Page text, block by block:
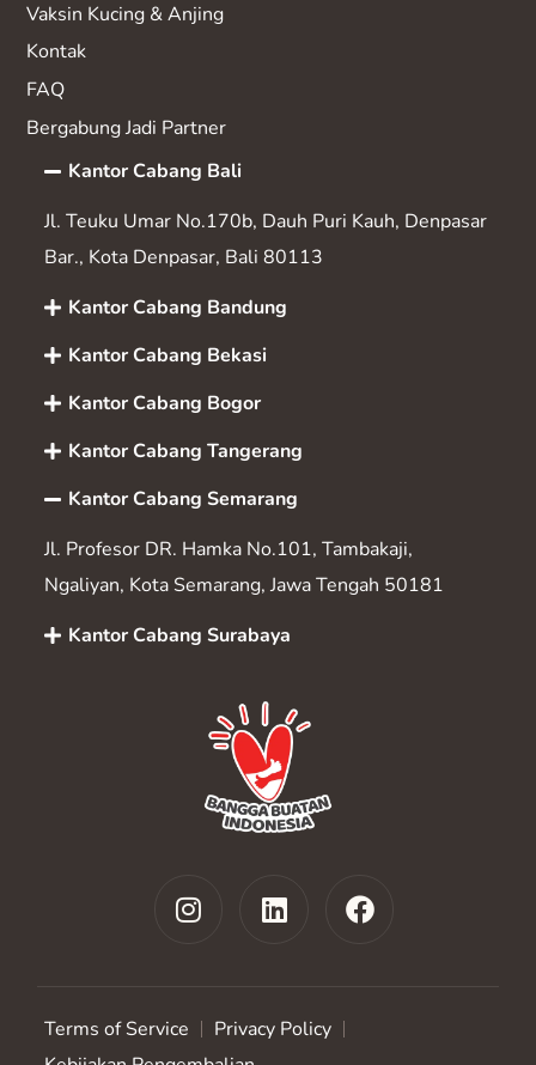
Vaksin Kucing & Anjing
Kontak
FAQ
Bergabung Jadi Partner
Kantor Cabang Bali
Jl. Teuku Umar No.170b, Dauh Puri Kauh, Denpasar
Bar., Kota Denpasar, Bali 80113
Kantor Cabang Bandung
Kantor Cabang Bekasi
Kantor Cabang Bogor
Kantor Cabang Tangerang
Kantor Cabang Semarang
Jl. Profesor DR. Hamka No.101, Tambakaji,
Ngaliyan, Kota Semarang, Jawa Tengah 50181
Kantor Cabang Surabaya
Terms of Service
Privacy Policy